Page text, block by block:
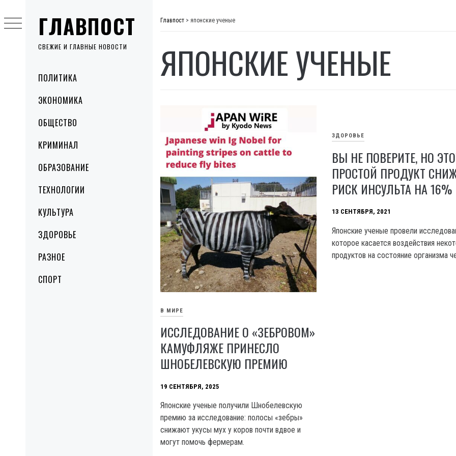
ГЛАВПОСТ
СВЕЖИЕ И ГЛАВНЫЕ НОВОСТИ
MenuПОЛИТИКА
ЭКОНОМИКА
ОБЩЕСТВО
КРИМИНАЛ
ОБРАЗОВАНИЕ
ТЕХНОЛОГИИ
КУЛЬТУРА
ЗДОРОВЬЕ
РАЗНОЕ
СПОРТ
to
content
Главпост > японские ученые
ЯПОНСКИЕ УЧЕНЫЕ
В МИРЕ
ИССЛЕДОВАНИЕ О «ЗЕБРОВОМ»
КАМУФЛЯЖЕ ПРИНЕСЛО
ШНОБЕЛЕВСКУЮ ПРЕМИЮ
19 СЕНТЯБРЯ, 2025
Японские ученые получили Шнобелевскую
премию за исследование: полосы «зебры»
снижают укусы мух у коров почти вдвое и
могут помочь фермерам.
ЗДОРОВЬЕ
ВЫ НЕ ПОВЕРИТЕ, НО
ПРОСТОЙ ПРОДУКТ
РИСК ИНСУЛЬТА НА 16%
13 СЕНТЯБРЯ, 2021
Японские ученые провели
которое касается воздействия
продуктов на состояние организма